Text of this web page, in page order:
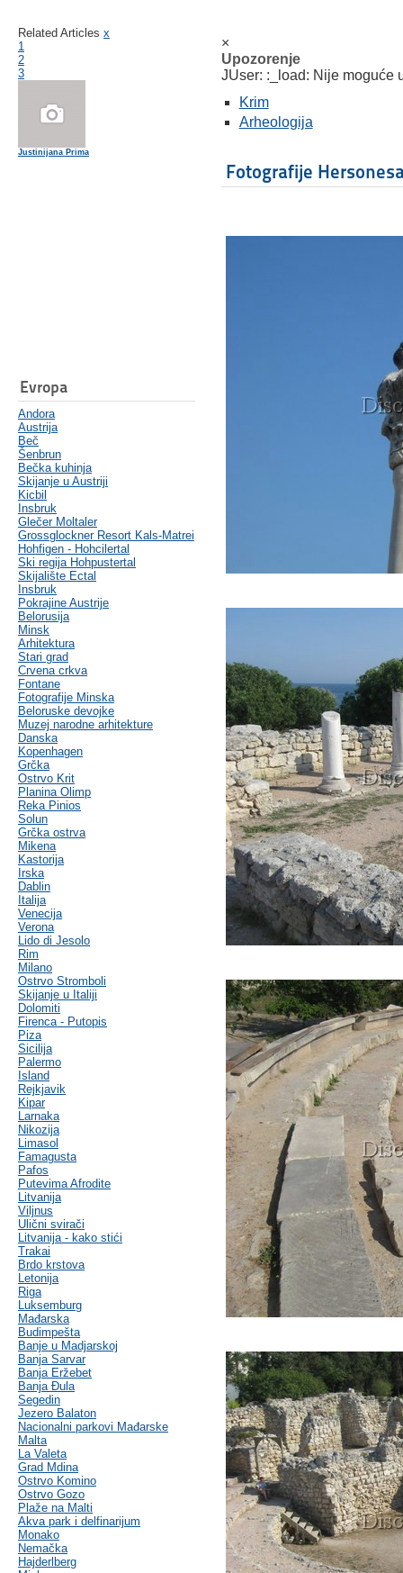
Related Articles x
1
2
3
Justinijana Prima
Evropa
Andora
Austrija
Beč
Šenbrun
Bečka kuhinja
Skijanje u Austriji
Kicbil
Insbruk
Glečer Moltaler
Grossglockner Resort Kals-Matrei
Hohfigen - Hohcilertal
Ski regija Hohpustertal
Skijalište Ectal
Insbruk
Pokrajine Austrije
Belorusija
Minsk
Arhitektura
Stari grad
Crvena crkva
Fontane
Fotografije Minska
Beloruske devojke
Muzej narodne arhitekture
Danska
Kopenhagen
Grčka
Ostrvo Krit
Planina Olimp
Reka Pinios
Solun
Grčka ostrva
Mikena
Kastorija
Irska
Dablin
Italija
Venecija
Verona
Lido di Jesolo
Rim
Milano
Ostrvo Stromboli
Skijanje u Italiji
Dolomiti
Firenca - Putopis
Piza
Sicilija
Palermo
Island
Rejkjavik
Kipar
Larnaka
Nikozija
Limasol
Famagusta
Pafos
Putevima Afrodite
Litvanija
Viljnus
Ulični svirači
Litvanija - kako stići
Trakai
Brdo krstova
Letonija
Riga
Luksemburg
Mađarska
Budimpešta
Banje u Madjarskoj
Banja Sarvar
Banja Eržebet
Banja Ðula
Segedin
Jezero Balaton
Nacionalni parkovi Mađarske
Malta
La Valeta
Grad Mdina
Ostrvo Komino
Ostrvo Gozo
Plaže na Malti
Akva park i delfinarijum
Monako
Nemačka
Hajderlberg
×
Upozorenje
JUser: :_load: Nije moguće
Krim
Arheologija
Fotografije